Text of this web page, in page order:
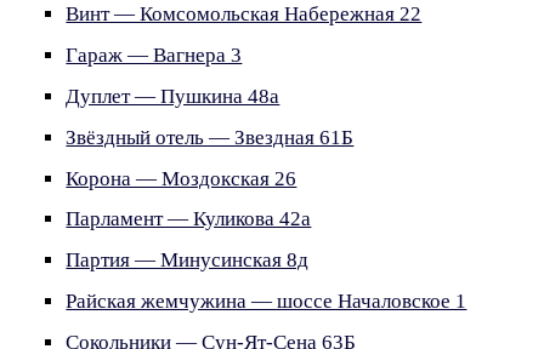
Винт — Комсомольская Набережная 22
Гараж — Вагнера 3
Дуплет — Пушкина 48а
Звёздный отель — Звездная 61Б
Корона — Моздокская 26
Парламент — Куликова 42а
Партия — Минусинская 8д
Райская жемчужина — шоссе Началовское 1
Сокольники — Сун-Ят-Сена 63Б